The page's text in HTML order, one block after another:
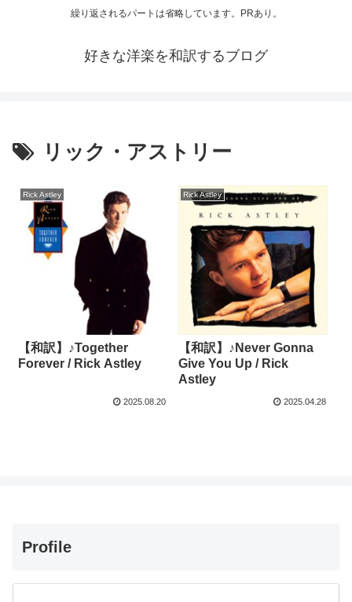
繰り返されるパートは省略しています。PRあり。
好きな洋楽を和訳するブログ
リック・アストリー
Rick Astley
【和訳】♪Together
Forever / Rick Astley
2025.08.20
Rick Astley
【和訳】♪Never Gonna
Give You Up / Rick
Astley
2025.04.28
Profile